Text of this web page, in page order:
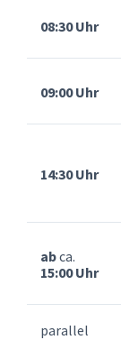
08:30 Uhr
09:00 Uhr
14:30 Uhr
abca.
15:00 Uhr
parallel